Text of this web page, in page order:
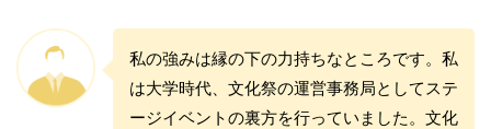
私の強みは縁の下の力持ちなところです。私
は大学時代、文化祭の運営事務局としてステ
ージイベントの裏方を行っていました。文化